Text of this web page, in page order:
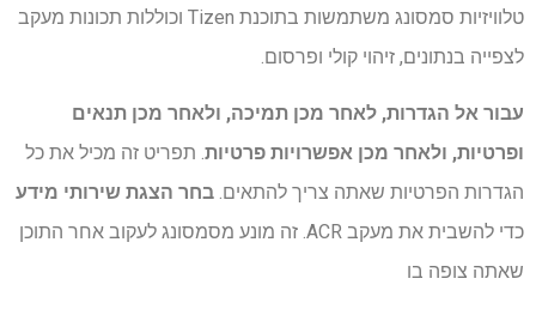
טלוויזיות סמסונג משתמשות בתוכנת Tizen וכוללות תכונות מעקב
לצפייה בנתונים, זיהוי קולי ופרסום.
עבור אל הגדרות, לאחר מכן תמיכה, ולאחר מכן תנאים
ופרטיות, ולאחר מכן אפשרויות פרטיות. תפריט זה מכיל את כל
הגדרות הפרטיות שאתה צריך להתאים. בחר הצגת שירותי מידע
כדי להשבית את מעקב ACR. זה מונע מסמסונג לעקוב אחר התוכן
שאתה צופה בו